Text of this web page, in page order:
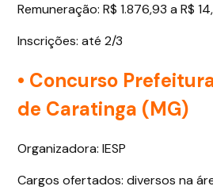
Remuneração: R$ 1.876,93 a R$
Inscrições: até 2/3
• Concurso
de Caratinga (MG)
Organizadora: IESP
Cargos ofertados: diversos na